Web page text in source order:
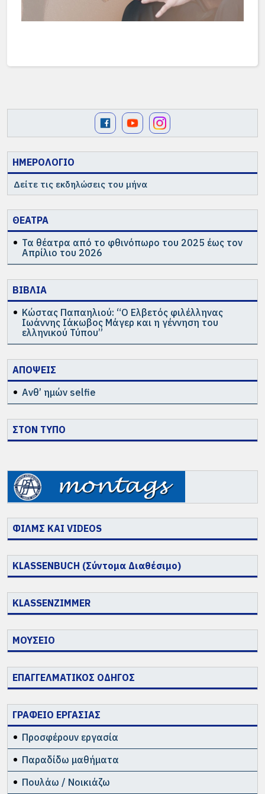
ΗΜΕΡΟΛΟΓΙΟ
Δείτε τις εκδηλώσεις του μήνα
ΘΕΑΤΡΑ
Τα θέατρα από το φθινόπωρο του 2025 έως τον
Απρίλιο του 2026
ΒΙΒΛΙΑ
Κώστας Παπαηλιού: “Ο Ελβετός φιλέλληνας
Ιωάννης Ιάκωβος Μάγερ και η γέννηση του
ελληνικού Τύπου”
ΑΠΟΨΕΙΣ
Ανθ’ ημών selfie
ΣΤΟΝ ΤΥΠΟ
ΦΙΛΜΣ ΚΑΙ VIDEOS
KLASSENBUCH (Σύντομα Διαθέσιμο)
KLASSENZIMMER
ΜΟΥΣΕΙΟ
ΕΠΑΓΓΕΛΜΑΤΙΚΟΣ ΟΔΗΓΟΣ
ΓΡΑΦΕΙΟ ΕΡΓΑΣΙΑΣ
Προσφέρουν εργασία
Παραδίδω μαθήματα
Πουλάω / Νοικιάζω